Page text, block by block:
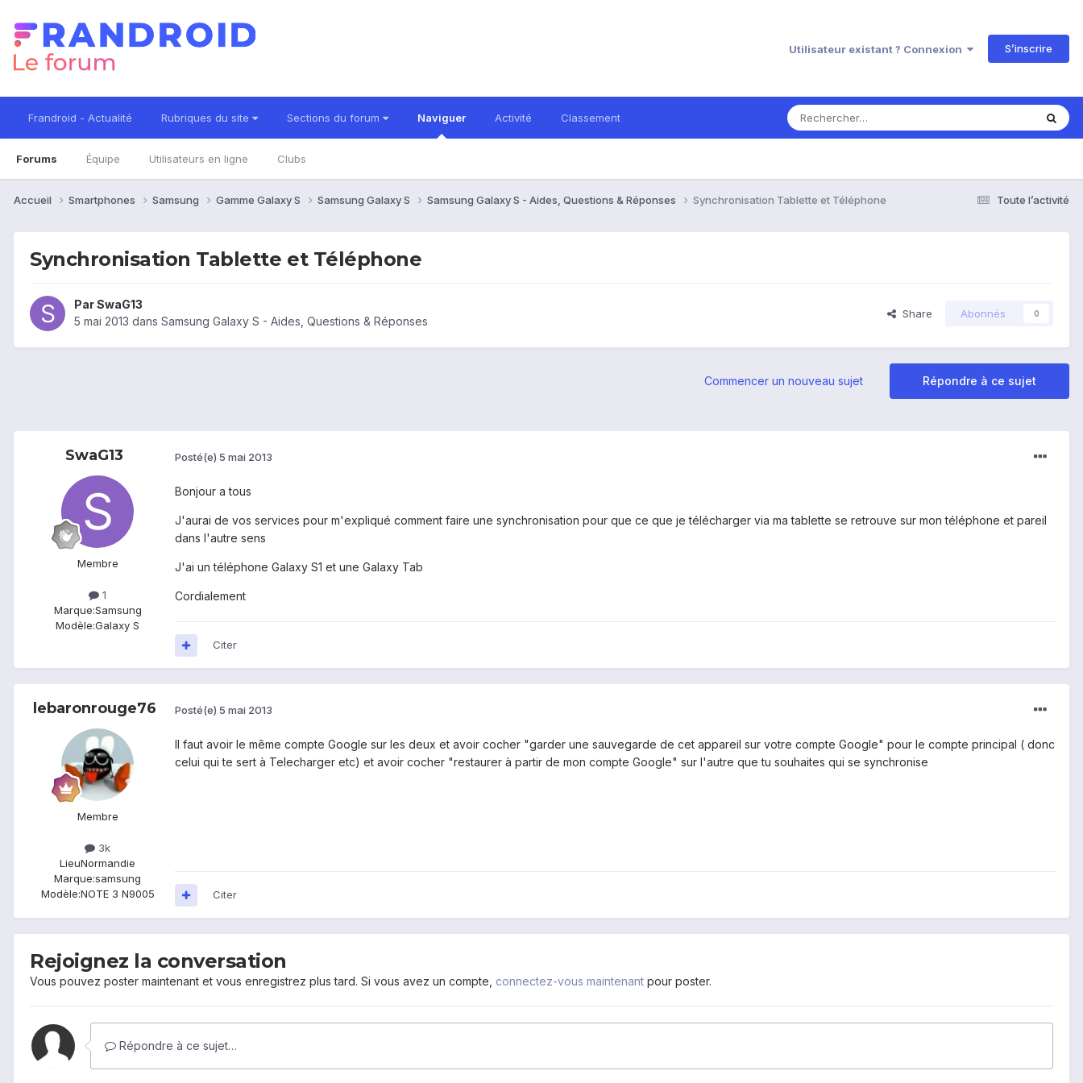
Utilisateur existant ? Connexion S’inscrire
Frandroid - Actualité Rubriques du site Sections du forum Naviguer
Forums Équipe Utilisateurs en ligne Clubs
Activité Classement
Toute l’activité
Accueil Smartphones Samsung Gamme Galaxy S Samsung Galaxy S Samsung Galaxy S - Aides, Questions & Réponses Synchronisation Tablette et Téléphone
Synchronisation Tablette et Téléphone
ParSwaG13
5 mai 2013 dans Samsung Galaxy S - Aides, Questions & Réponses
Share Abonnés 0
Répondre à ce sujet
Commencer un nouveau sujet
SwaG13
Membre
1
Marque:Samsung
Modèle:Galaxy S
Posté(e) 5 mai 2013
Bonjour a tous
J'aurai de vos services pour m'expliqué comment faire une synchronisation pour que ce que je télécharger via ma tablette se retrouve sur mon téléphone et pareil
dans l'autre sens
J'ai un téléphone Galaxy S1 et une Galaxy Tab
Cordialement
Citer
lebaronrouge76
Membre
3k
LieuNormandie
Marque:samsung
Modèle:NOTE 3 N9005
Posté(e) 5 mai 2013
Il faut avoir le même compte Google sur les deux et avoir cocher "garder une sauvegarde de cet appareil sur votre compte Google" pour le compte principal ( donc
celui qui te sert à Telecharger etc) et avoir cocher "restaurer à partir de mon compte Google" sur l'autre que tu souhaites qui se synchronise
Citer
Rejoignez la conversation
Vous pouvez poster maintenant et vous enregistrez plus tard. Si vous avez un compte, connectez-vous maintenant pour poster.
Répondre à ce sujet…